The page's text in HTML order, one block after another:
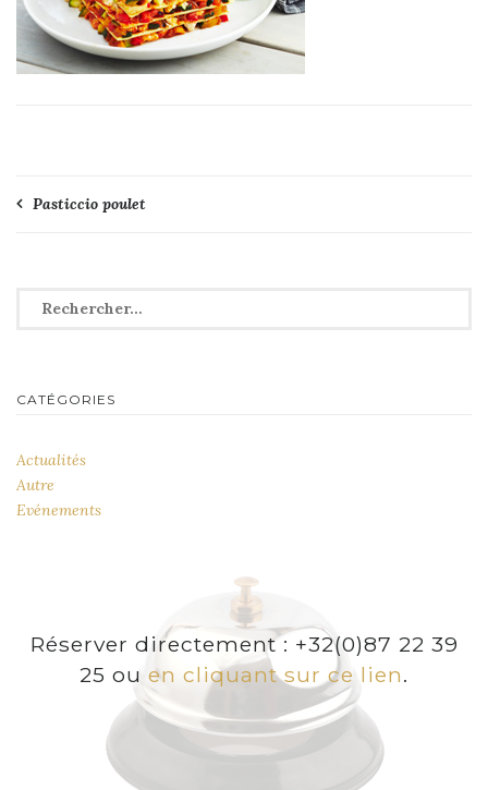
Navigation
Pasticcio poulet
Rechercher :
CATÉGORIES
Actualités
Autre
Evénements
Réserver directement : +32(0)87 22 39
25 ou en cliquant sur ce lien.